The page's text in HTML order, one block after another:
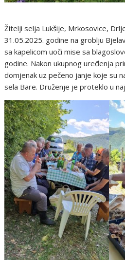
Žitelji selja Lukšije, Mrkosovice,
31.05.2025. godine na groblju
sa kapelicom uoči mise sa
godine. Nakon ukupnog uređenja
domjenak uz pečeno janje koje su
sela Bare. Druženje je proteklo u